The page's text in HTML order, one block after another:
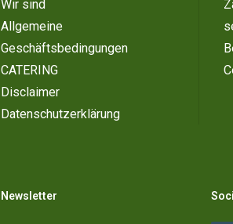
Wir sind
Allgemeine
Geschäftsbedingungen
CATERING
Disclaimer
Datenschutzerklärung
Newsletter